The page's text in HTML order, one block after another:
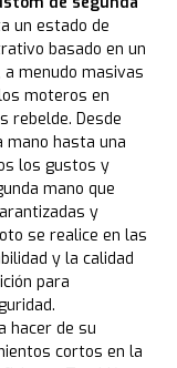
un estado de
basado en un
menudo masivas
moteros en
rebelde. Desde
mano hasta una
los gustos y
mano que
y
se realice en las
y la calidad
para
hacer de su
cortos en la